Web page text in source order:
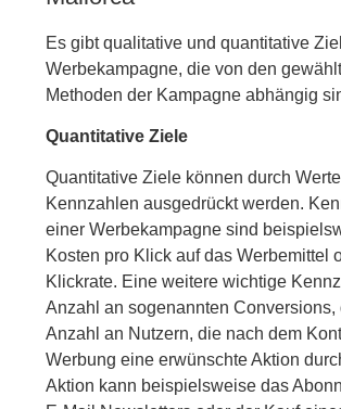
Es gibt qualitative und quantitative
Werbekampagne, die von den
Methoden der Kampagne abhängig
Quantitative Ziele
Quantitative Ziele können durch
Kennzahlen ausgedrückt werden.
einer Werbekampagne sind
Kosten pro Klick auf das Werbemittel
Klickrate. Eine weitere wichtige
Anzahl an sogenannten Conversions,
Anzahl an Nutzern, die nach dem
Werbung eine erwünschte Aktion
Aktion kann beispielsweise das